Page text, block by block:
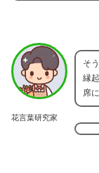
花言葉研究家
そ
縁
席